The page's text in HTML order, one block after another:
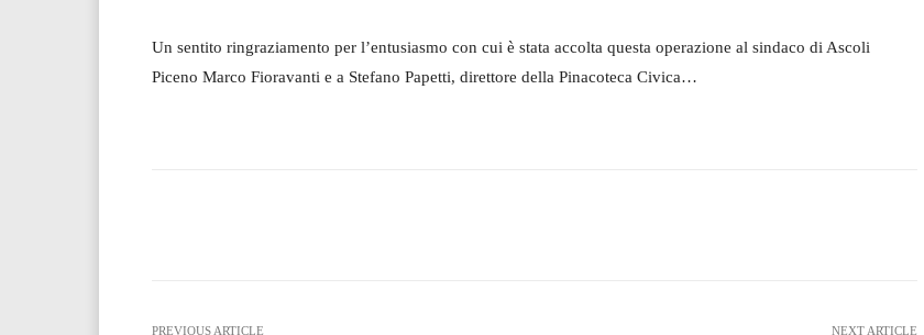
Un sentito ringraziamento per l’entusiasmo con cui è stata accolta questa operazione al sindaco di Ascoli
Piceno Marco Fioravanti e a Stefano Papetti, direttore della Pinacoteca Civica…
PREVIOUS ARTICLE NEXT ARTICLE